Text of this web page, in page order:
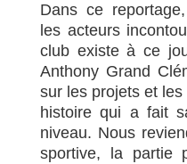
Dans ce
les acteurs
club existe à ce
Anthony Grand
sur les projets et
histoire qui a fait
niveau. Nous
sportive, la partie